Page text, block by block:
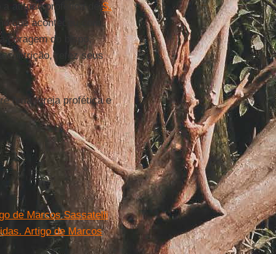
atitude profética deS.
que aconteceu com
coragem do bispo,
contrição, refez seus
uma Igreja profética e
de Marcos Sassatelli
Artigo de Marcos